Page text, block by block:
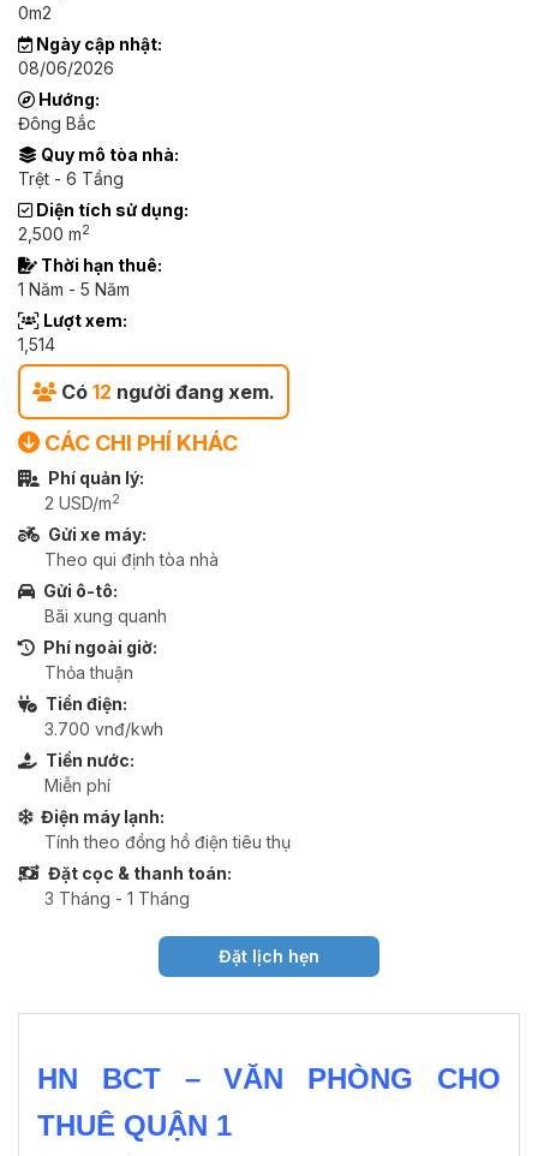
0m2
Ngày cập nhật:
08/06/2026
Hướng:
Đông Bắc
Quy mô tòa nhà:
Trệt - 6 Tầng
Diện tích sử dụng:
2,500 m2
Thời hạn thuê:
1 Năm - 5 Năm
Lượt xem:
1,514
Có 12 người đang xem.
CÁC CHI PHÍ KHÁC
Phí quản lý:
2 USD/m2
Gửi xe máy:
Theo qui định tòa nhà
Gửi ô-tô:
Bãi xung quanh
Phí ngoài giờ:
Thỏa thuận
Tiền điện:
3.700 vnđ/kwh
Tiền nước:
Miễn phí
Điện máy lạnh:
Tính theo đồng hồ điện tiêu thụ
Đặt cọc & thanh toán:
3 Tháng - 1 Tháng
Đặt lịch hẹn
HN BCT – VĂN PHÒNG CHO
THUÊ QUẬN 1